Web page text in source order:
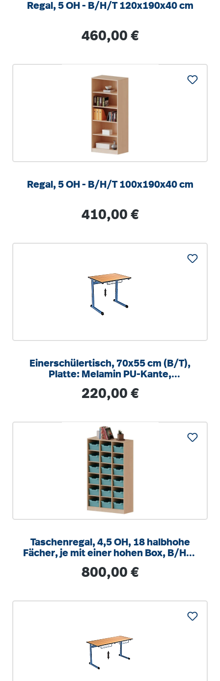
Regal, 5 OH - B/H/T 120x190x40 cm
Regulärer Preis:
460,00 €
Regal, 5 OH - B/H/T 100x190x40 cm
Regulärer Preis:
410,00 €
Einerschülertisch, 70x55 cm (B/T),
Platte: Melamin PU-Kante,
Regulärer Preis:
220,00 €
Taschenregal, 4,5 OH, 18 halbhohe
Fächer, je mit einer hohen Box, B/H/T
Regulärer Preis:
800,00 €